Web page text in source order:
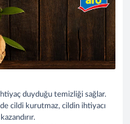
duyduğu temizliği sağlar.
cildi kurutmaz, cildin ihtiyacı